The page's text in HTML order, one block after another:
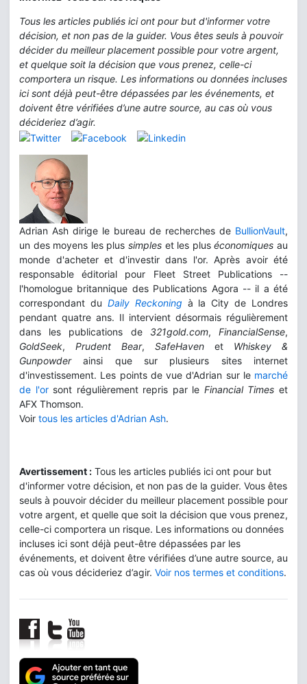
Tous les articles publiés ici ont pour but d'informer votre
décision, et non pas de la guider. Vous êtes seuls à pouvoir
décider du meilleur placement possible pour votre argent,
et quelque soit la décision que vous prenez, celle-ci
comportera un risque. Les informations ou données incluses
ici sont déjà peut-être dépassées par les événements, et
doivent être vérifiées d’une autre source, au cas où vous
décideriez d’agir.
Adrian Ash dirige le bureau de recherches de BullionVault,
un des moyens les plus simples et les pluséconomiquesau
monde d'acheter et d'investir dans l'or. Après avoir été
responsable éditorial pour Fleet Street Publications --
l'homologue britannique des Publications Agora -- il a été
correspondant du Daily Reckoning à la City de Londres
pendant quatre ans. Il intervient désormais régulièrement
dans les publications de 321gold.com,FinancialSense,
GoldSeek, Prudent Bear, SafeHaven et Whiskey &
Gunpowderainsi que sur plusieurs sites internet
d'investissement. Les points de vue d'Adrian sur le marché
de l'orsont régulièrement repris par le Financial Times et
AFX Thomson.
Voir tous les articles d'Adrian Ash.
Avertissement : Tous les articles publiés ici ont pour but
d'informer votre décision, et non pas de la guider. Vous êtes
seuls à pouvoir décider du meilleur placement possible pour
votre argent, et quelle que soit la décision que vous prenez,
celle-ci comportera un risque. Les informations ou données
incluses ici sont déjà peut-être dépassées par les
événements, et doivent être vérifiées d’une autre source, au
cas où vous décideriez d’agir. Voir nos termes et conditions.